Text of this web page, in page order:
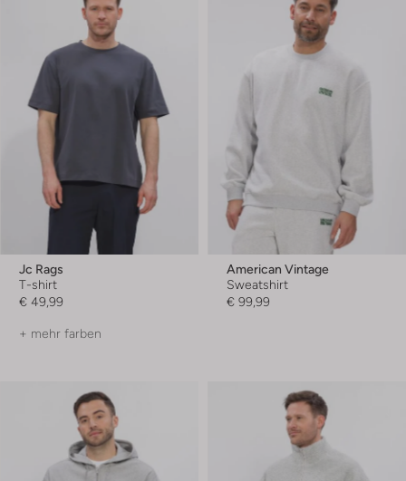
Jc Rags
T-shirt
€ 49,99
+ mehr farben
American Vintage
Sweatshirt
€ 99,99